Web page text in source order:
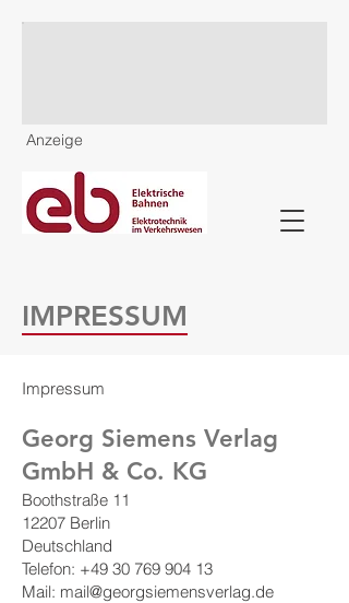
Anzeige
IMPRESSUM
Impressum
Georg Siemens Verlag
GmbH & Co. KG
Boothstraße 11
12207 Berlin
Deutschland
Telefon: +49 30 769 904 13
Mail: mail@georgsiemensverlag.de